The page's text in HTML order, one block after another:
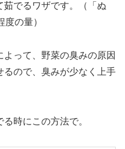
でるワザです。（「ぬ
の量）
よって、野菜の臭みの原因
るので、臭みが少なく上手
時にこの方法で。